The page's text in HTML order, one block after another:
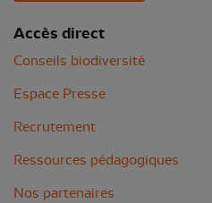
Accès direct
Conseils biodiversité
Espace Presse
Recrutement
Ressources pédagogiques
Nos partenaires